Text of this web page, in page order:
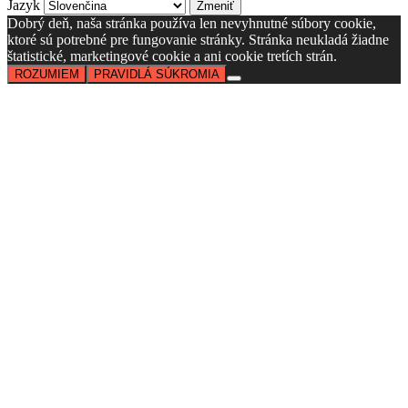
Jazyk
Dobrý deň, naša stránka používa len nevyhnutné súbory cookie,
ktoré sú potrebné pre fungovanie stránky. Stránka neukladá žiadne
štatistické, marketingové cookie a ani cookie tretích strán.
ROZUMIEM PRAVIDLÁ SÚKROMIA